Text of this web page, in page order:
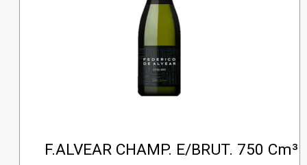
F.ALVEAR CHAMP. E/BRUT. 750 Cm³